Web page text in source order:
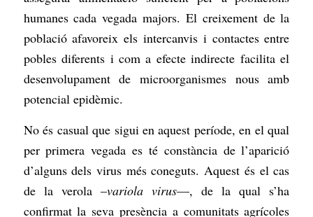
humanes cada vegada majors. El creixement de la
població afavoreix els intercanvis i contactes entre
pobles diferents i com a efecte indirecte facilita el
desenvolupament de microorganismes nous amb
potencial epidèmic.
No és casual que sigui en aquest període, en el qual
per primera vegada es té constància de l’aparició
d’alguns dels virus més coneguts. Aquest és el cas
de la verola –variola virus—, de la qual s’ha
confirmat la seva presència a comunitats agrícoles